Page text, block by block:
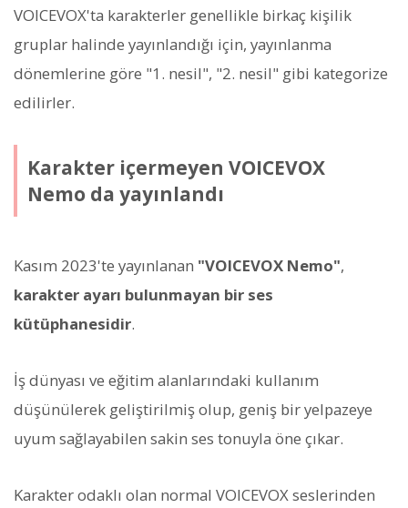
VOICEVOX'ta karakterler genellikle birkaç kişilik
gruplar halinde yayınlandığı için, yayınlanma
dönemlerine göre "1. nesil", "2. nesil" gibi kategorize
edilirler.
Karakter içermeyen VOICEVOX
Nemo da yayınlandı
Kasım 2023'te yayınlanan "VOICEVOX Nemo",
karakter ayarı bulunmayan bir ses
kütüphanesidir.
İş dünyası ve eğitim alanlarındaki kullanım
düşünülerek geliştirilmiş olup, geniş bir yelpazeye
uyum sağlayabilen sakin ses tonuyla öne çıkar.
Karakter odaklı olan normal VOICEVOX seslerinden